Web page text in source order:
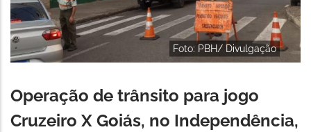
Foto: PBH/ Divulgação
Operação de trânsito para jogo
Cruzeiro X Goiás, no Independência,